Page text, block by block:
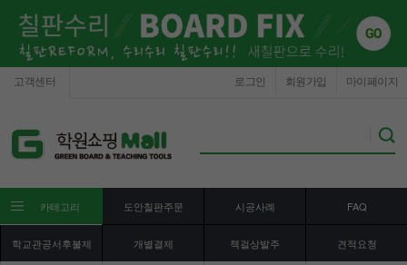
고객센터 마이페이지
회원가입
로그인
카테고리 도안칠판주문 시공사례 FAQ
학교관공서후불제 개별결제 책걸상발주 견적요청